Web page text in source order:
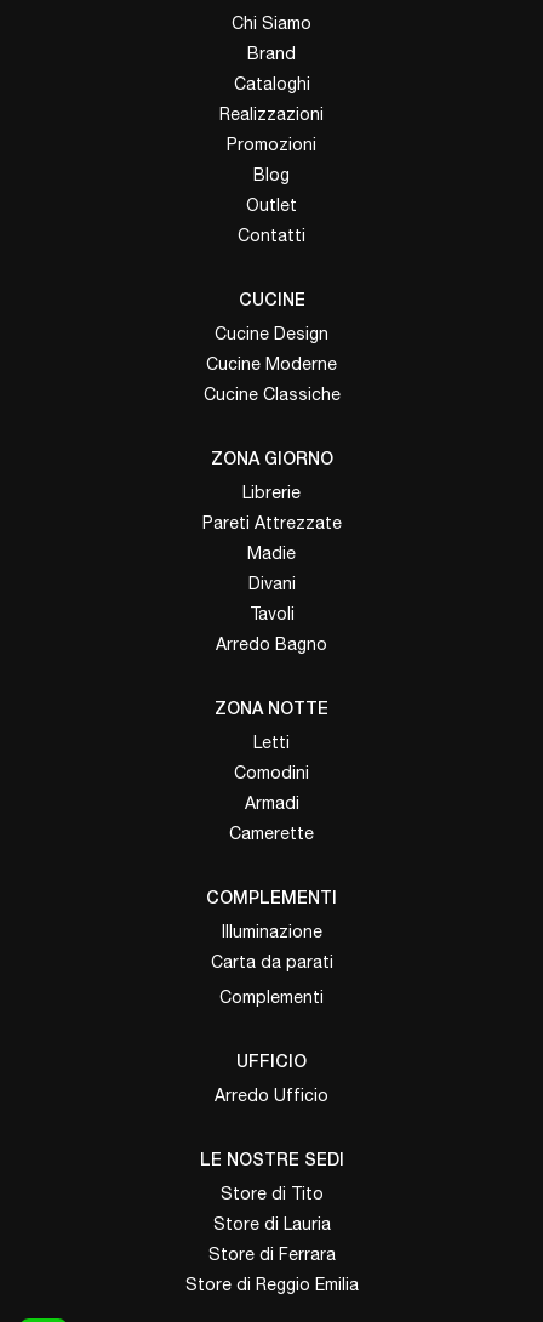
Chi Siamo
Brand
Cataloghi
Realizzazioni
Promozioni
Blog
Outlet
Contatti
CUCINE
Cucine Design
Cucine Moderne
Cucine Classiche
ZONA GIORNO
Librerie
Pareti Attrezzate
Madie
Divani
Tavoli
Arredo Bagno
ZONA NOTTE
Letti
Comodini
Armadi
Camerette
COMPLEMENTI
Illuminazione
Carta da parati
Complementi
UFFICIO
Arredo Ufficio
LE NOSTRE SEDI
Store di Tito
Store di Lauria
Store di Ferrara
Store di Reggio Emilia